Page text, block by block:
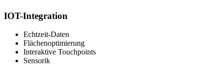
IOT-Integration
Echtzeit-Daten
Flächenoptimierung
Interaktive Touchpoints
Sensorik